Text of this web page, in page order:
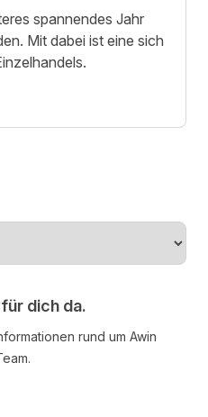
spannendes Jahr
Mit dabei ist eine sich
dich da.
rund um Awin